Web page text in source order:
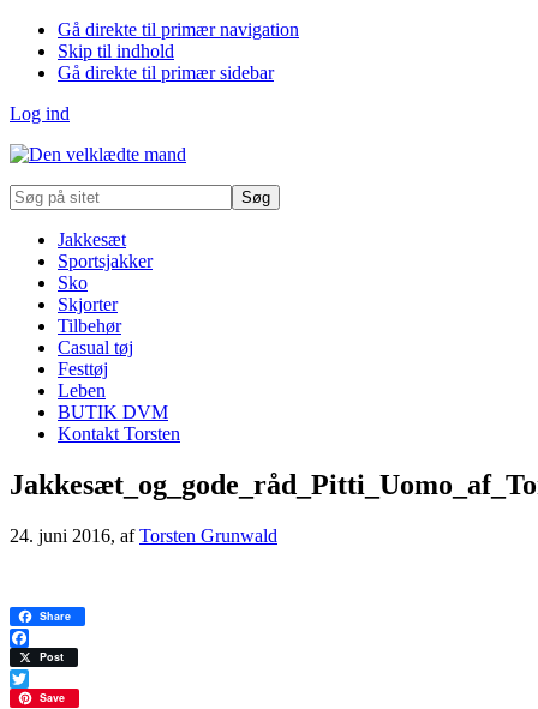
Gå direkte til primær navigation
Skip til indhold
Gå direkte til primær sidebar
Log ind
Søg
på
Jakkesæt
Sportsjakker
Sko
Skjorter
Tilbehør
Casual tøj
Festtøj
Leben
BUTIK DVM
Kontakt Torsten
24. juni 2016, afTorsten Grunwald
Share
Facebook
Post
Twitter
Save